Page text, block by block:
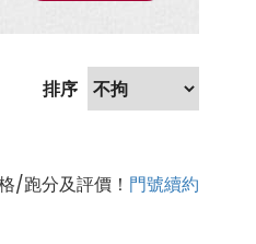
/跑分及評價！ 門號續約